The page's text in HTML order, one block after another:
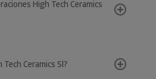
High Tech Ceramics
Tech Ceramics Sl?